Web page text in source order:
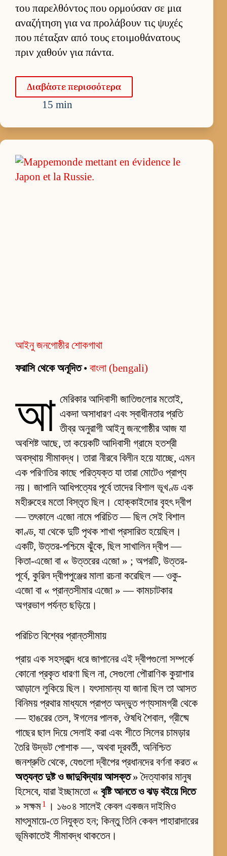
του παρελ­θόντος που ορ­μού­σαν σε μια
αναζήτηση για να προλάβουν τις ψυχές
που πέταξαν από τους ετοι­μοθάνατους
πριν χαθούν για πάντα.
Δια­βάστε περισ­σότερα
15 min
আইনু জনগোষ্ঠীর শোকগাথা
ফরাসি থেকে অনূদিত• বাংলা (bengali)
আ মেরিকার আদিবাসী জাতিগুলোর মতোই,
একদা অসাধারণ এবং স্বাধীনতার প্রতি
তীব্র অনুরাগী আইনু জনগোষ্ঠীর আজ যা
অবশিষ্ট আছে, তা কয়েকটি আদিবাসী গ্রামে হতশ্রী
অবস্থায় সীমাবদ্ধ। তারা নীরবে বিলীন হয়ে যাচ্ছে, এমন
এক পরিণতির কাছে পরিত্যক্ত যা তারা মোটেও প্রাপ্য
নয়। জাপানি আধিপত্যের পূর্বে তাদের বিশাল ভূখণ্ড এক
মহীরুহের মতো বিস্তৃত ছিল। হোক্কাইদোর বৃহৎ দ্বীপ
— তৎকালে এজো নামে পরিচিত — ছিল সেই বিশাল
কাণ্ড, যা থেকে দুটি পৃথক শাখা প্রসারিত হয়েছিল।
একটি, উত্তর-পশ্চিমে ঝুঁকে, ছিল সাখালিন দ্বীপ —
কিতা-এজো বা « উত্তরের এজো » ; অপরটি, উত্তর-
পূর্বে, কুরিল দ্বীপপুঞ্জের মালা রচনা করেছিল — ওকু-
এজো বা « প্রান্তসীমার এজো » — কামচাটকার
অগ্রভাগ পর্যন্ত ছড়িয়ে।
পরিচিত বিশ্বের প্রান্তসীমায়
প্রায় এক সহস্রাব্দ ধরে জাপানের এই দ্বীপগুলো সম্পর্কে
কোনো প্রকৃত ধারণা ছিল না, সেগুলো পৌরাণিক কুয়াশার
আড়ালে লুকিয়ে ছিল। যৎসামান্য যা জানা ছিল তা আসত
বিনিময় প্রথার মাধ্যমে প্রাপ্ত অদ্ভুত পণ্যসামগ্রী থেকে
— হাঙরের তেল, ঈগলের পালক, ঔষধি শৈবাল, গ্রীষ্মে
গাছের ছাল দিয়ে সেলাই করা এবং শীতে সিলের চামড়ার
তৈরি উদ্ভট পোশাক —, অথবা দূরবর্তী, অনিশ্চিত
জনশ্রুতি থেকে, যেগুলো দ্বীপের প্রধানদের বর্ণনা করত «
অত্যন্ত দুষ্ট ও জাদুবিদ্যায় আসক্ত» দৈত্যাকার মানুষ
হিসেবে, যারা ইচ্ছামতো « বৃষ্টি আনতে ও ঝড় বইয়ে দিতে
» সক্ষম1
। ১৬০৪ সালেই কেবল একজন দাইমিও
মাৎসুমায়ে-তে নিযুক্ত হন; কিন্তু তিনি কেবল পাহারাদারের
ভূমিকাতেই সীমাবদ্ধ থাকতেন।